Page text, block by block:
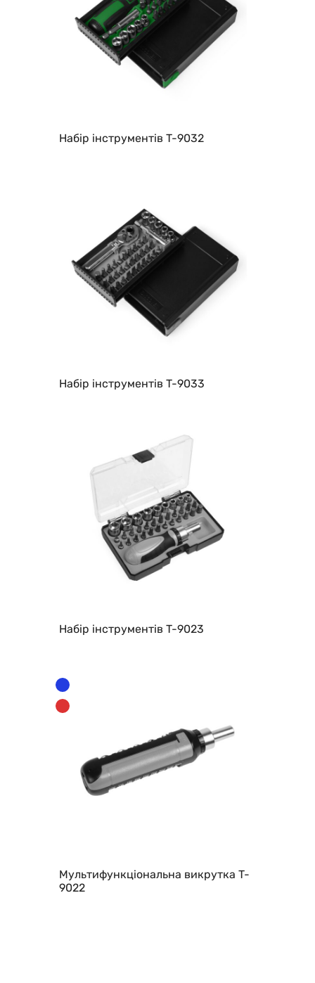
Набір інструментів T-9032
Набір інструментів T-9033
Набір інструментів T-9023
Мультифункціональна викрутка T-
9022